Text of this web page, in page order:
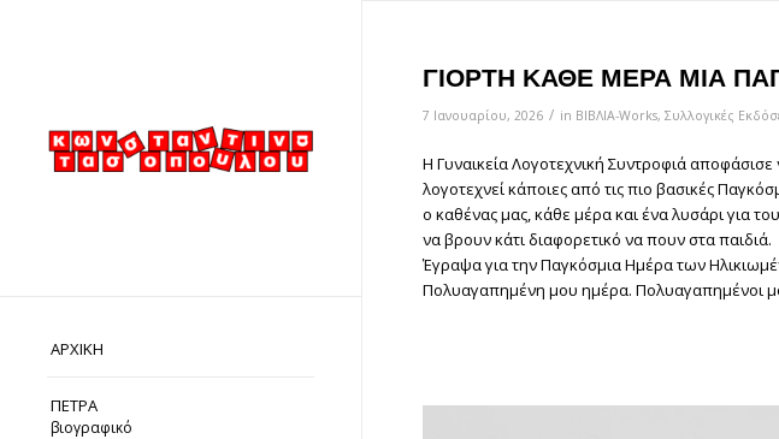
ΑΡΧΙΚΗ
ΠΕΤΡΑ
βιογραφικό
ΓΙΟΡΤΗ ΚΑΘΕ ΜΕΡΑ ΜΙΑ
7 Ιανουαρίου, 2026 / in ΒΙΒΛΙΑ-Works, Συλλογικές
Η Γυναικεία Λογοτεχνική Συντροφιά
λογοτεχνεί κάποιες από τις πιο βασικές
ο καθένας μας, κάθε μέρα και ένα λυσάρι για
να βρουν κάτι διαφορετικό να πουν στα παιδιά.
Έγραψα για την Παγκόσμια Ημέρα των
Πολυαγαπημένη μου ημέρα. Πολυαγαπημένοι